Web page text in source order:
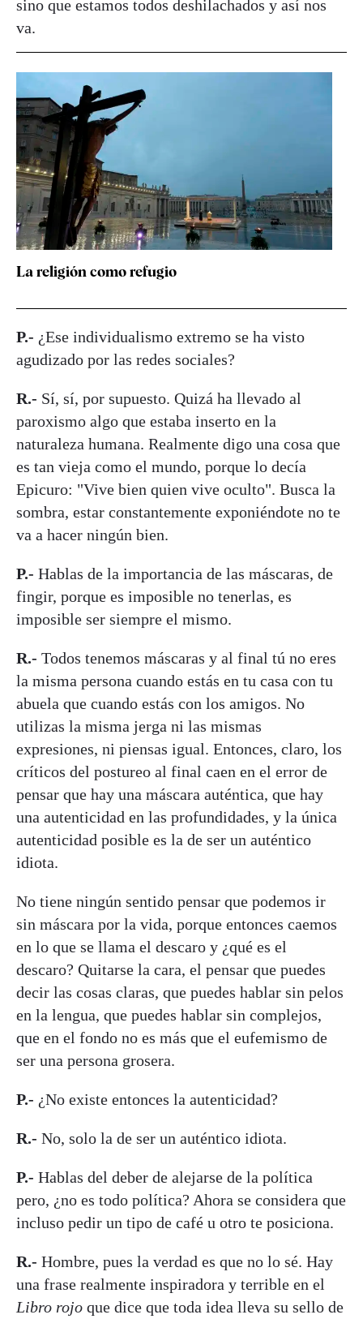
sino que estamos todos deshilachados y así nos
va.
La religión como refugio
P.- ¿Ese individualismo extremo se ha visto
agudizado por las redes sociales?
R.- Sí, sí, por supuesto. Quizá ha llevado al
paroxismo algo que estaba inserto en la
naturaleza humana. Realmente digo una cosa que
es tan vieja como el mundo, porque lo decía
Epicuro: "Vive bien quien vive oculto". Busca la
sombra, estar constantemente exponiéndote no te
va a hacer ningún bien.
P.- Hablas de la importancia de las máscaras, de
fingir, porque es imposible no tenerlas, es
imposible ser siempre el mismo.
R.- Todos tenemos máscaras y al final tú no eres
la misma persona cuando estás en tu casa con tu
abuela que cuando estás con los amigos. No
utilizas la misma jerga ni las mismas
expresiones, ni piensas igual. Entonces, claro, los
críticos del postureo al final caen en el error de
pensar que hay una máscara auténtica, que hay
una autenticidad en las profundidades, y la única
autenticidad posible es la de ser un auténtico
idiota.
No tiene ningún sentido pensar que podemos ir
sin máscara por la vida, porque entonces caemos
en lo que se llama el descaro y ¿qué es el
descaro? Quitarse la cara, el pensar que puedes
decir las cosas claras, que puedes hablar sin pelos
en la lengua, que puedes hablar sin complejos,
que en el fondo no es más que el eufemismo de
ser una persona grosera.
P.- ¿No existe entonces la autenticidad?
R.- No, solo la de ser un auténtico idiota.
P.- Hablas del deber de alejarse de la política
pero, ¿no es todo política? Ahora se considera que
incluso pedir un tipo de café u otro te posiciona.
R.- Hombre, pues la verdad es que no lo sé. Hay
una frase realmente inspiradora y terrible en el
Libro rojo que dice que toda idea lleva su sello de